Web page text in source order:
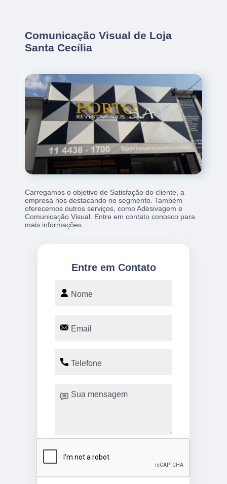
Comunicação Visual de Loja
Santa Cecília
Carregamos o objetivo de Satisfação do cliente, a
empresa nos destacando no segmento. Também
oferecemos outros serviços, como Adesivagem e
Comunicação Visual. Entre em contato conosco para
mais informações.
Entre em Contato